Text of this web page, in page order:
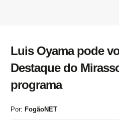
Luis Oyama pode
Destaque do
programa
Por: FogãoNET